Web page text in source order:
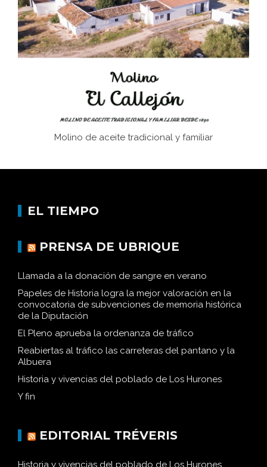
Juntar las letras. La alfabetización en el campo: del
afán de saber a la autogestión
Historia y vivencias del poblado de Los Hurones
Molino de aceite tradicional y familiar
EL TIEMPO
PRENSA DE UBRIQUE
Llamada a la donación de sangre en verano
Papeles de Historia logra la mejor valoración en la
convocatoria de subvenciones de memoria histórica
de la Diputación
El Pleno aprueba la ordenanza de tráfico
Reabiertas al tráfico las carreteras del pantano y la
Albuera
Historia y vivencias del poblado de Los Hurones
Y fin
EDITORIAL TRÉVERIS
Historia y vivencias del poblado de Los Hurones